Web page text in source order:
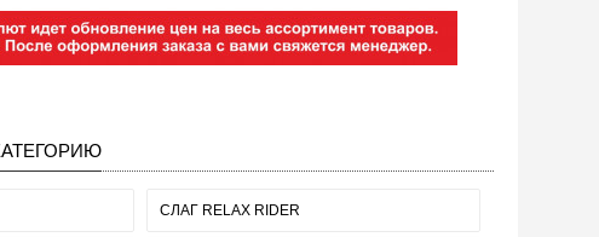
СЛАГ RELAX RIDER